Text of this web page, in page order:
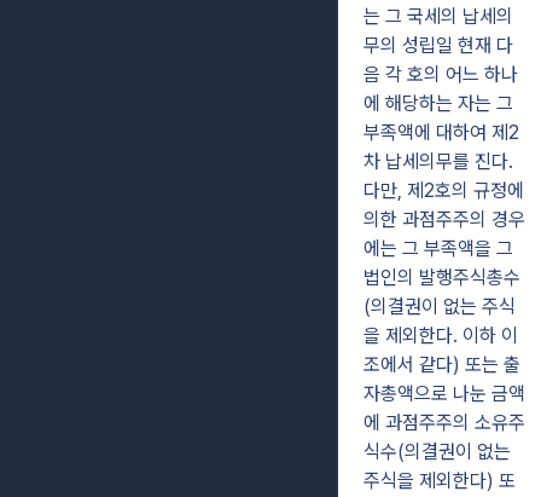
는 그 국세의 납세의
무의 성립일 현재 다
음 각 호의 어느 하나
에 해당하는 자는 그
부족액에 대하여 제2
차 납세의무를 진다.
다만, 제2호의 규정에
의한 과점주주의 경우
에는 그 부족액을 그
법인의 발행주식총수
(의결권이 없는 주식
을 제외한다. 이하 이
조에서 같다) 또는 출
자총액으로 나눈 금액
에 과점주주의 소유주
식수(의결권이 없는
주식을 제외한다) 또